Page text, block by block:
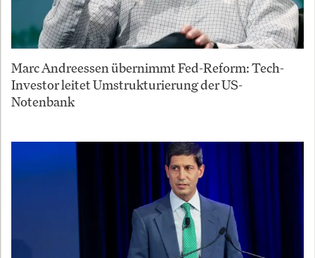
Marc Andreessen übernimmt Fed-Reform: Tech-
Investor leitet Umstrukturierung der US-
Notenbank